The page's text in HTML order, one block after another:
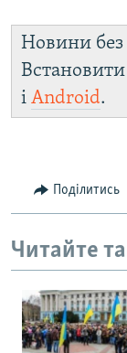
Новини без
Встановити
і Android.
Поділитись
Читайте